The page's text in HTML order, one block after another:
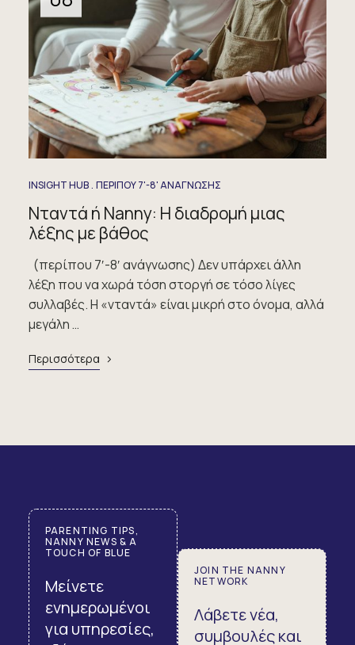
INSIGHT HUB ΠΕΡΙΠΟΥ 7'-8' ΑΝΑΓΝΩΣΗΣ
Νταντά ή Nanny: Η διαδρομή μιας
λέξης με βάθος
(περίπου 7′-8′ ανάγνωσης) Δεν υπάρχει άλλη
λέξη που να χωρά τόση στοργή σε τόσο λίγες
συλλαβές. Η «νταντά» είναι μικρή στο όνομα, αλλά
μεγάλη …
Περισσότερα
PARENTING TIPS,
NANNY NEWS & A
TOUCH OF BLUE
Μείνετε
ενημερωμένοι
για υπηρεσίες,
JOIN THE NANNY
NETWORK
Λάβετε νέα,
συμβουλές και